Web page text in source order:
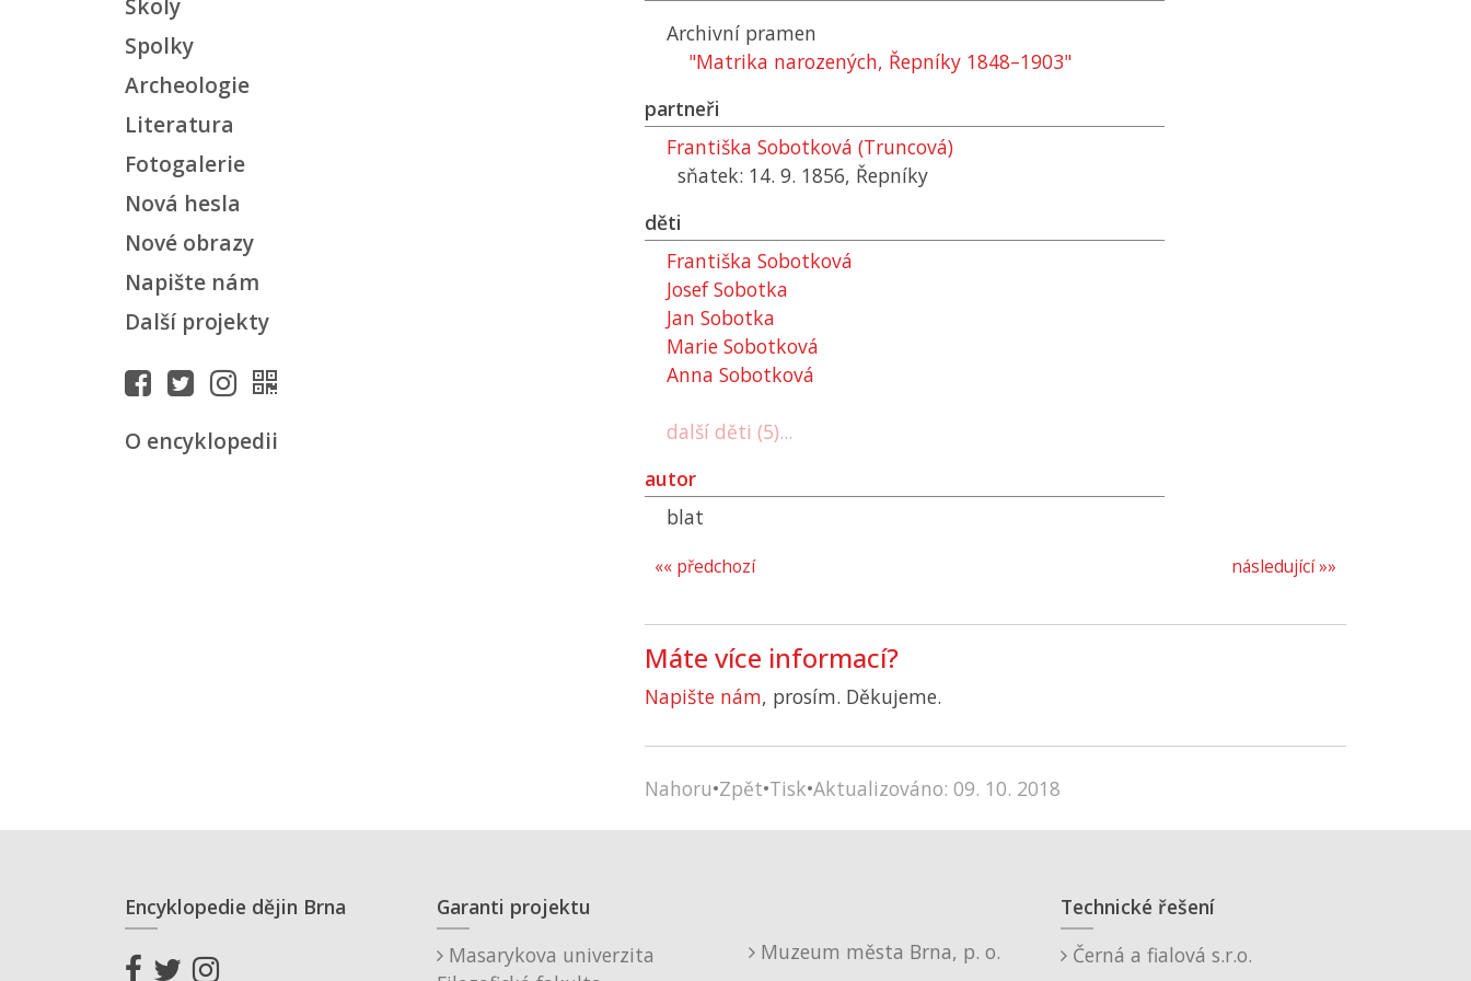
Školy
Spolky
Archeologie
Literatura
Fotogalerie
Nová hesla
Nové obrazy
Napište nám
Další projekty
O encyklopedii
Archivní pramen
"Matrika narozených, Řepníky 1848–1903"
partneři
Františka Sobotková (Truncová)
sňatek: 14. 9. 1856, Řepníky
děti
Františka Sobotková
Josef Sobotka
Jan Sobotka
Marie Sobotková
Anna Sobotková
další děti (5)...
autor
blat
následující »»
«« předchozí
Máte více informací?
Napište nám, prosím. Děkujeme.
Nahoru•Zpět•Tisk•Aktualizováno: 09. 10. 2018
Encyklopedie dějin Brna
Garanti projektu
Masarykova univerzita
Muzeum města Brna, p. o.
Technické řešení
Černá a fialová s.r.o.